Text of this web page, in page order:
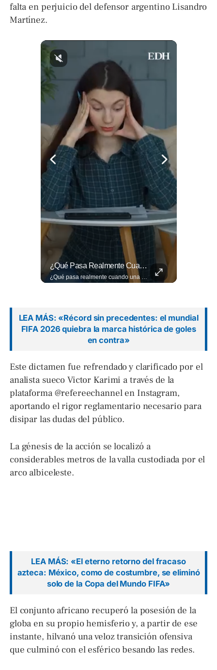
falta en perjuicio del defensor argentino Lisandro
Martínez.
¿Qué Pasa Realmente Cuando Una Persona Tiene Deudas?
¿Qué pasa realmente cuando una persona tiene deudas? El abogado Jaime Ramírez analiza este tema y aclara dudas frecuentes sobre las obligaciones de pago y los derechos de los deudores. ▶️ Mira el video y cuéntanos: ¿conocías esta información? Lee más ➡️ eldiariodehoy.com
LEA MÁS: «Récord sin precedentes: el mundial
FIFA 2026 quiebra la marca histórica de goles
en contra»
Este dictamen fue refrendado y clarificado por el
analista sueco Victor Karimi a través de la
plataforma @refereechannel en Instagram,
aportando el rigor reglamentario necesario para
disipar las dudas del público.
La génesis de la acción se localizó a
considerables metros de la valla custodiada por el
arco albiceleste.
LEA MÁS: «El eterno retorno del fracaso
azteca: México, como de costumbre, se eliminó
solo de la Copa del Mundo FIFA»
El conjunto africano recuperó la posesión de la
globa en su propio hemisferio y, a partir de ese
instante, hilvanó una veloz transición ofensiva
que culminó con el esférico besando las redes.